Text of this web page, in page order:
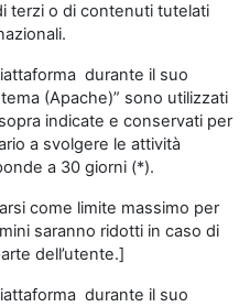
terzi o di contenuti tutelati
durante il suo
(Apache)” sono utilizzati
indicate e conservati per
a svolgere le attività
a 30 giorni (*).
come limite massimo per
saranno ridotti in caso di
dell’utente.]
durante il suo